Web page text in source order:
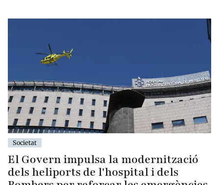
Societat
El Govern impulsa la modernització
dels heliports de l'hospital i dels